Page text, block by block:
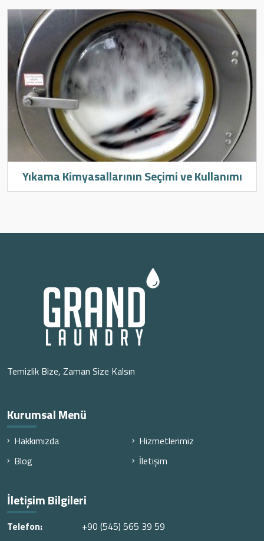
Yıkama Kimyasallarının Seçimi ve Kullanımı
Temizlik Bize, Zaman Size Kalsın
Kurumsal Menü
Hakkımızda
Hizmetlerimiz
Blog
İletişim
İletişim Bilgileri
Telefon:
+90 (545) 565 39 59